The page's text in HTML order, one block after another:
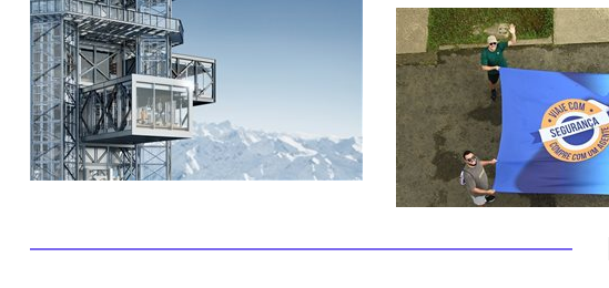
inspections nos hotéis
Grand Rio Mar e Hyatt